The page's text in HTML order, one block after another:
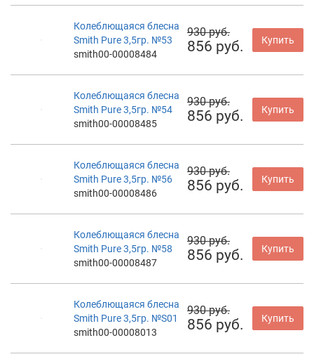
Колеблющаяся блесна
Smith Pure 3,5гр. №53
smith00-00008484
930 руб.
856 руб. Купить
Колеблющаяся блесна
Smith Pure 3,5гр. №54
smith00-00008485
930 руб.
856 руб. Купить
Колеблющаяся блесна
Smith Pure 3,5гр. №56
smith00-00008486
930 руб.
856 руб. Купить
Колеблющаяся блесна
Smith Pure 3,5гр. №58
smith00-00008487
930 руб.
856 руб. Купить
Колеблющаяся блесна
Smith Pure 3,5гр. №S01
smith00-00008013
930 руб.
856 руб. Купить